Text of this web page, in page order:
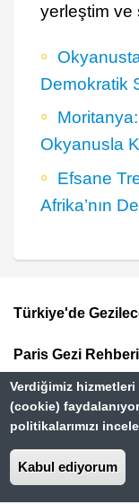
yerleştim ve
Demokratik
Okyanusla
Efsane
Afrika’nın
Top
Menu
Türkiye'de
Paris Gezi Rehberi
Vizesiz Ülkeler
İstanbul Gezilecek
Verdiğimiz
(cookie)
politikalarımızı
Kabul ediyorum